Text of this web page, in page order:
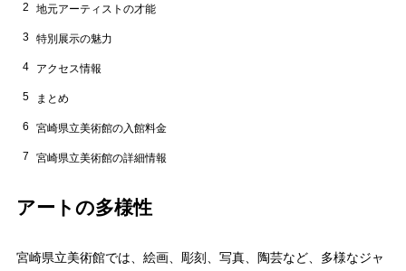
2 地元アーティストの才能
3 特別展示の魅力
4 アクセス情報
5 まとめ
6 宮崎県立美術館の入館料金
7 宮崎県立美術館の詳細情報
アートの多様性
宮崎県立美術館では、絵画、彫刻、写真、陶芸など、多様なジャ